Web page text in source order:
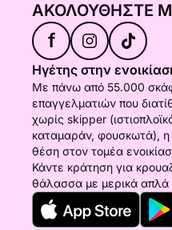
ΑΚΟΛΟΥΘΉΣΤΕ
f
Ηγέτης στην
Με πάνω από 55.000
επαγγελματιών που
χωρίς skipper
καταμαράν, φουσκωτά), η
θέση στον τομέα
Κάντε κράτηση για
θάλασσα με μερικά απλά